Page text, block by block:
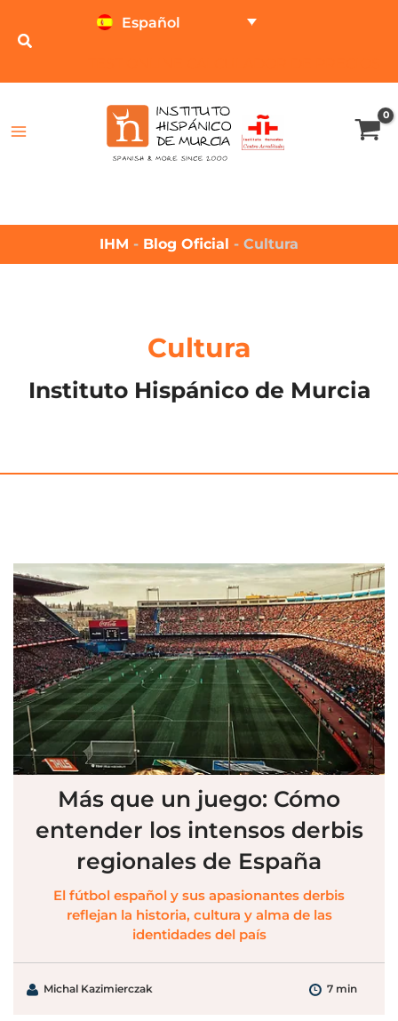
Español
IHM - Blog Oficial - Cultura
Cultura
Instituto Hispánico de Murcia
Más que un juego: Cómo
entender los intensos derbis
regionales de España
El fútbol español y sus apasionantes derbis
reflejan la historia, cultura y alma de las
identidades del país
Michal Kazimierczak 7 min